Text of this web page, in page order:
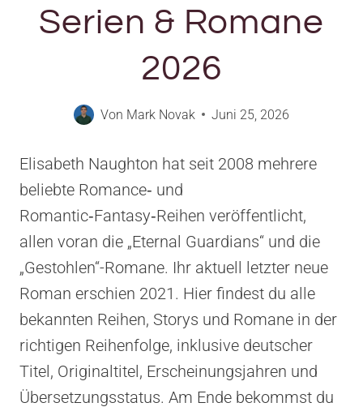
Serien & Romane
2026
Von Mark Novak Juni 25, 2026
Elisabeth Naughton hat seit 2008 mehrere
beliebte Romance‑ und
Romantic‑Fantasy‑Reihen veröffentlicht,
allen voran die „Eternal Guardians“ und die
„Gestohlen“-Romane. Ihr aktuell letzter neue
Roman erschien 2021. Hier findest du alle
bekannten Reihen, Storys und Romane in der
richtigen Reihenfolge, inklusive deutscher
Titel, Originaltitel, Erscheinungsjahren und
Übersetzungsstatus. Am Ende bekommst du